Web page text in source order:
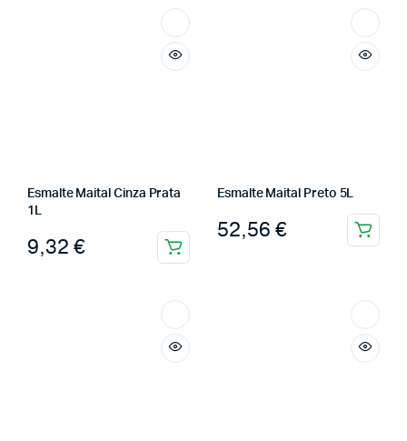
Esmalte Maital Cinza Prata
1L
9,32 €
Esmalte Maital Preto 5L
52,56 €